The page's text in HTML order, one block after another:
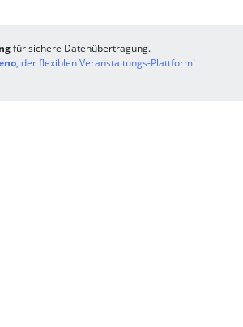
für sichere Datenübertragung.
, der flexiblen Veranstaltungs-Plattform!